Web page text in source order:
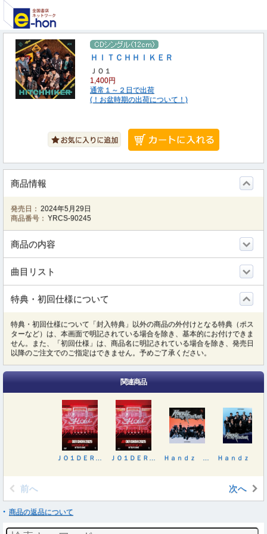
ＨＩＴＣＨＨＩＫＥＲ
ＪＯ１
1,400円
通常１～２日で出荷
(！お盆時期の出荷について！)
商品情報
発売日： 2024年5月29日
商品番号： YRCS-90245
商品の内容
曲目リスト
特典・初回仕様について
特典・初回仕様について「封入特典」以外の商品の外付けとなる特典（ポス
ターなど）は、本画面で明記されている場合を除き、基本的にお付けできま
せん。また、「初回仕様」は、商品名に明記されている場合を除き、発売日
以降のご注文でのご指定はできません。予めご了承ください。
関連商品
前へ 次へ
商品の返品について